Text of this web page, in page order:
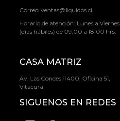
Correo: ventas@liquidos.cl
Horario de atención: Lunes a Viernes
(días hábiles) de 09:00 a 18:00 hrs.
CASA MATRIZ
Av. Las Condes 11400, Oficina 51,
Vitacura
SIGUENOS EN REDES